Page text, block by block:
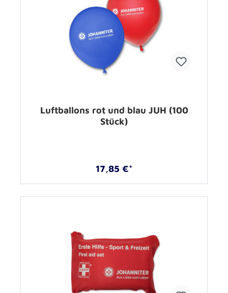
Luftballons rot und blau JUH (100
Stück)
17,85 €*